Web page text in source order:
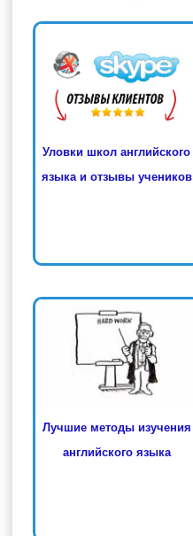
Уловки школ английского
языка и отзывы учеников
Лучшие методы изучения
английского языка